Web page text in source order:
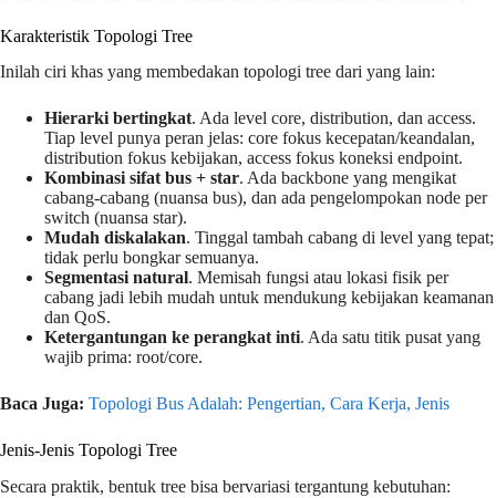
Karakteristik Topologi Tree
Inilah ciri khas yang membedakan topologi tree dari yang lain:
Hierarki bertingkat. Ada level core, distribution, dan access.
Tiap level punya peran jelas: core fokus kecepatan/keandalan,
distribution fokus kebijakan, access fokus koneksi endpoint.
Kombinasi sifat bus + star. Ada backbone yang mengikat
cabang-cabang (nuansa bus), dan ada pengelompokan node per
switch (nuansa star).
Mudah diskalakan. Tinggal tambah cabang di level yang tepat;
tidak perlu bongkar semuanya.
Segmentasi natural. Memisah fungsi atau lokasi fisik per
cabang jadi lebih mudah untuk mendukung kebijakan keamanan
dan QoS.
Ketergantungan ke perangkat inti. Ada satu titik pusat yang
wajib prima: root/core.
Baca Juga: Topologi Bus Adalah: Pengertian, Cara Kerja, Jenis
Jenis-Jenis Topologi Tree
Secara praktik, bentuk tree bisa bervariasi tergantung kebutuhan: